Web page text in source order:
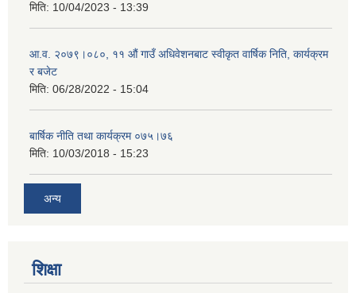
मिति: 10/04/2023 - 13:39
आ.व. २०७९।०८०, ११ औं गाउँ अधिवेशनबाट स्वीकृत वार्षिक निति, कार्यक्रम
र बजेट
मिति: 06/28/2022 - 15:04
बार्षिक नीति तथा कार्यक्रम ०७५।७६
मिति: 10/03/2018 - 15:23
अन्य
शिक्षा